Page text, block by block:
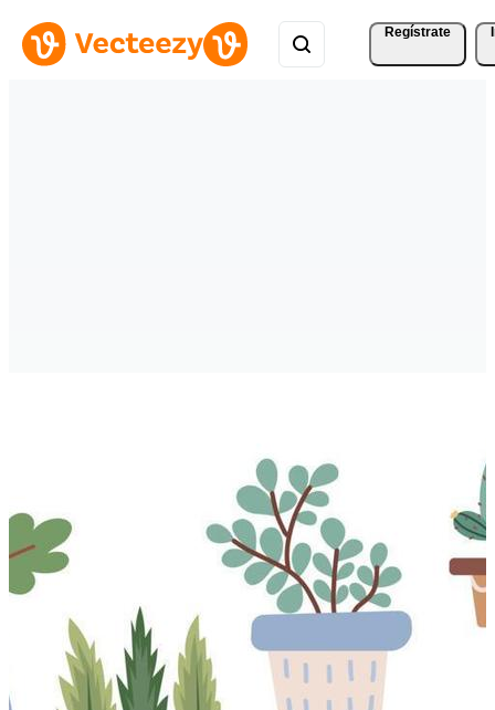
Regístrate